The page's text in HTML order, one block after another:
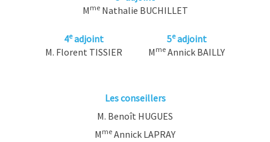
M meNathalie BUCHILLET
4eadjoint
M. Florent TISSIER
5eadjoint
M me Annick BAILLY
Les conseillers
M. Benoît HUGUES
M me Annick LAPRAY